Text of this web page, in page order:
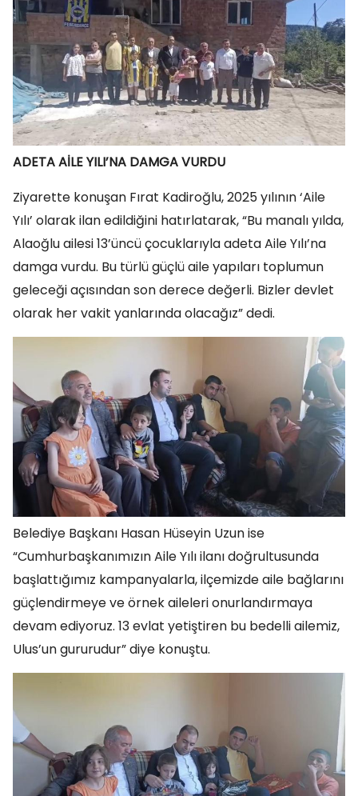
ADETA AİLE YILI’NA DAMGA VURDU
Ziyarette konuşan Fırat Kadiroğlu, 2025 yılının ‘Aile
Yılı’ olarak ilan edildiğini hatırlatarak, “Bu manalı yılda,
Alaoğlu ailesi 13’üncü çocuklarıyla adeta Aile Yılı’na
damga vurdu. Bu türlü güçlü aile yapıları toplumun
geleceği açısından son derece değerli. Bizler devlet
olarak her vakit yanlarında olacağız” dedi.
Belediye Başkanı Hasan Hüseyin Uzun ise
“Cumhurbaşkanımızın Aile Yılı ilanı doğrultusunda
başlattığımız kampanyalarla, ilçemizde aile bağlarını
güçlendirmeye ve örnek aileleri onurlandırmaya
devam ediyoruz. 13 evlat yetiştiren bu bedelli ailemiz,
Ulus’un gururudur” diye konuştu.